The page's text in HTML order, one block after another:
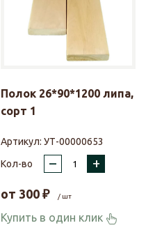
Полок 26*90*1200 липа,
сорт 1
Артикул: УТ-00000653
Кол-во
– +
от 300 ₽ / шт
Купить в один клик